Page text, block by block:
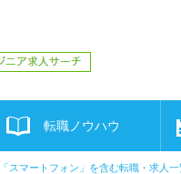
転職ノウハウ
「スマートフォン」を含む転職・求人一